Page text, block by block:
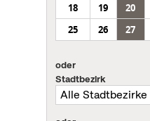
18
19 20
25
26 27
oder
Stadtbezirk